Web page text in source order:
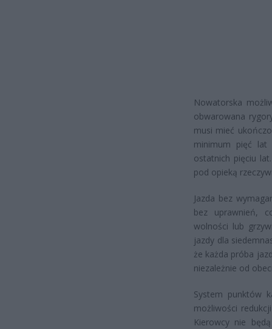
Nowatorska
obwarowana
musi mieć
minimum pięć lat
ostatnich pięciu
pod opieką
Jazda bez
bez uprawnień,
wolności lub
jazdy dla
że każda próba
niezależnie od
System punktów
możliwości
Kierowcy nie